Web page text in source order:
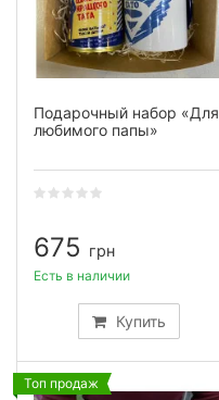
Подарочный набор «Для
любимого папы»
675 грн
Купить
Есть в наличии
Топ продаж